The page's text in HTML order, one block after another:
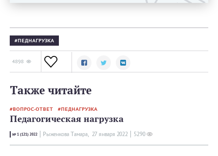
ПЕДНАГРУЗКА
4898
Также читайте
ВОПРОС-ОТВЕТ ПЕДНАГРУЗКА
Педагогическая нагрузка
№ 1 (121) 2022 Рыженкова Тамара, 27 января 2022 5290